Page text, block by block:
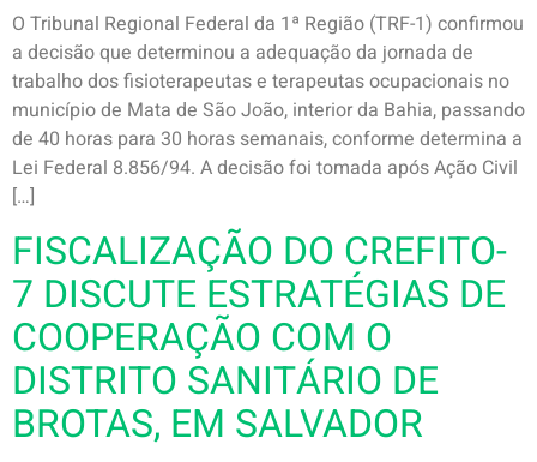
O Tribunal Regional Federal da 1ª Região (TRF-1) confirmou
a decisão que determinou a adequação da jornada de
trabalho dos fisioterapeutas e terapeutas ocupacionais no
município de Mata de São João, interior da Bahia, passando
de 40 horas para 30 horas semanais, conforme determina a
Lei Federal 8.856/94. A decisão foi tomada após Ação Civil
[…]
FISCALIZAÇÃO DO CREFITO-
7 DISCUTE ESTRATÉGIAS DE
COOPERAÇÃO COM O
DISTRITO SANITÁRIO DE
BROTAS, EM SALVADOR